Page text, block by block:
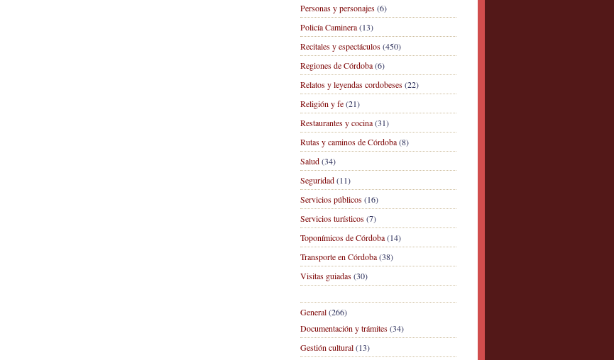
Personas y personajes(6)
Policía Caminera(13)
Recitales y espectáculos(450)
Regiones de Córdoba(6)
Relatos y leyendas cordobeses(22)
Religión y fe(21)
Restaurantes y cocina(31)
Rutas y caminos de Córdoba(8)
Salud(34)
Seguridad(11)
Servicios públicos(16)
Servicios turísticos(7)
Toponímicos de Córdoba(14)
Transporte en Córdoba(38)
Visitas guiadas(30)
General(266)
Documentación y trámites(34)
Gestión cultural(13)